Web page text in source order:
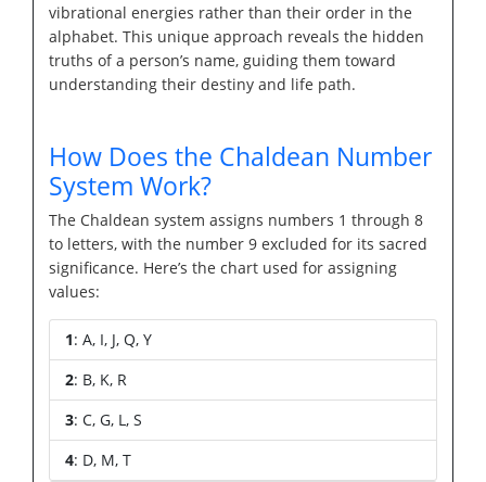
vibrational energies rather than their order in the
alphabet. This unique approach reveals the hidden
truths of a person’s name, guiding them toward
understanding their destiny and life path.
How Does the Chaldean Number
System Work?
The Chaldean system assigns numbers 1 through 8
to letters, with the number 9 excluded for its sacred
significance. Here’s the chart used for assigning
values:
1: A, I, J, Q, Y
2: B, K, R
3: C, G, L, S
4: D, M, T